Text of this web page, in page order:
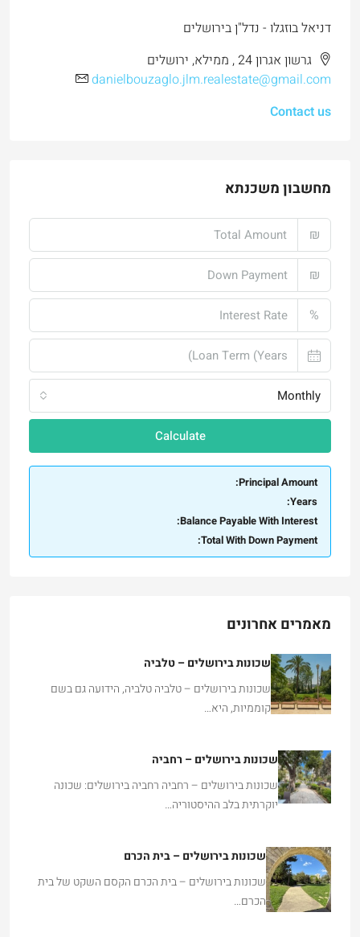
דניאל בוזגלו - נדל"ן בירושלים
גרשון אגרון 24 , ממילא, ירושלים
danielbouzaglo.jlm.realestate@gmail.com
Contact us
מחשבון משכנתא
₪
₪
%
Monthly
Calculate
Principal Amount:
Years:
Balance Payable With Interest:
Total With Down Payment:
מאמרים אחרונים
שכונות בירושלים – טלביה
שכונות בירושלים – טלביה טלביה, הידועה גם בשם
קוממיות, היא…
שכונות בירושלים – רחביה
שכונות בירושלים – רחביה רחביה בירושלים: שכונה
יוקרתית בלב ההיסטוריה…
שכונות בירושלים – בית הכרם
שכונות בירושלים – בית הכרם הקסם השקט של בית
הכרם…